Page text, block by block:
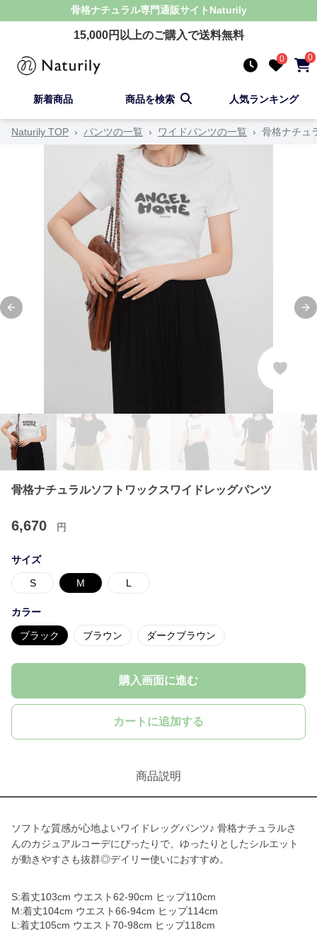
骨格ナチュラル専門通販サイト Naturily
15,000円以上のご購入で送料無料
0 0
新着商品 商品を検索 人気ランキング
Naturily TOP › パンツの一覧 › ワイドパンツの一覧 › 骨格ナチュ
Previous slide
骨格ナチュラルソフトワックスワイドレッグパンツ
6,670 円
サイズ
S M L
カラー
ブラック ブラウン ダークブラウン
購入画面に進む
カートに追加する
商品説明
ソフトな質感が心地よいワイドレッグパンツ♪ 骨格ナチュラルさ
んのカジュアルコーデにぴったりで、ゆったりとしたシルエット
が動きやすさも抜群◎デイリー使いにおすすめ。
S:着丈103cm ウエスト62-90cm ヒップ110cm
M:着丈104cm ウエスト66-94cm ヒップ114cm
L:着丈105cm ウエスト70-98cm ヒップ118cm